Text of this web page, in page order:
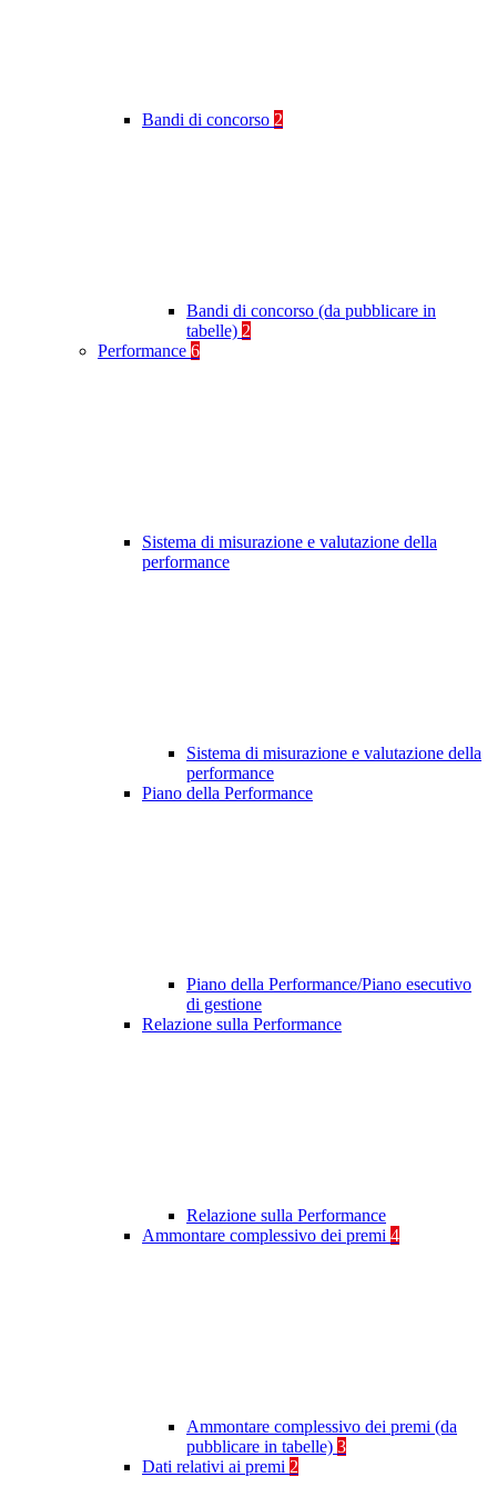
Bandi di concorso 2
Bandi di concorso (da pubblicare in
tabelle) 2
Performance 6
Sistema di misurazione e valutazione della
performance
Sistema di misurazione e valutazione della
performance
Piano della Performance
Piano della Performance/Piano esecutivo
di gestione
Relazione sulla Performance
Relazione sulla Performance
Ammontare complessivo dei premi 4
Ammontare complessivo dei premi (da
pubblicare in tabelle) 3
Dati relativi ai premi 2